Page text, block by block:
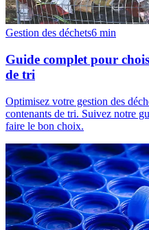
Gestion des déchets6 min
Guide complet pour
de tri
Optimisez votre gestion des
contenants de tri. Suivez notre
faire le bon choix.